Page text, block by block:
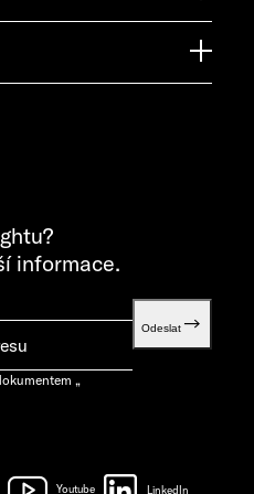
A 13.00–16.00 HOD.
informace.
Odeslat
„
Youtube LinkedIn